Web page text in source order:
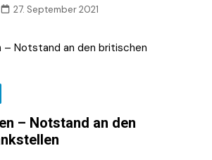
27. September 2021
– Notstand an den